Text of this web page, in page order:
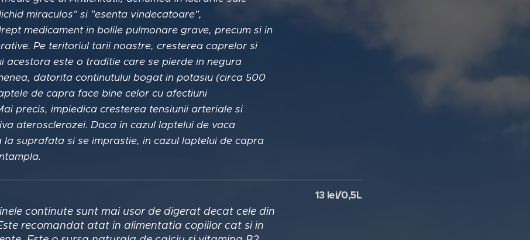
miraculos" si "esenta vindecatoare",
medicament in bolile pulmonare grave, precum si in
Pe teritoriul tarii noastre, cresterea caprelor si
acestora este o traditie care se pierde in negura
datorita continutului bogat in potasiu (circa 500
de capra face bine celor cu afectiuni
precis, impiedica cresterea tensiunii arteriale si
aterosclerozei. Daca in cazul laptelui de vaca
la suprafata si se imprastie, in cazul laptelui de capra
continute sunt mai usor de digerat decat cele din
recomandat atat in alimentatia copiilor cat si in
13 lei/0,5L